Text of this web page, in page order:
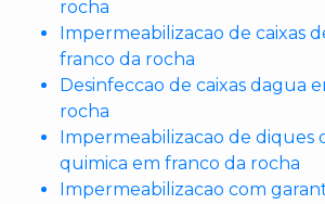
rocha
Impermeabilizacao de caixas
franco da rocha
Desinfeccao de caixas dagua
rocha
Impermeabilizacao de diques
quimica em franco da rocha
Impermeabilizacao com